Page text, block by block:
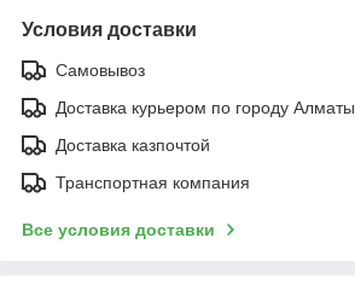
Условия доставки
Самовывоз
Доставка курьером по городу Алматы
Доставка казпочтой
Транспортная компания
Все условия доставки